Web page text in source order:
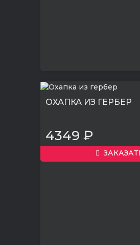
ОХАПКА ИЗ ГЕРБЕР
4349 ₽